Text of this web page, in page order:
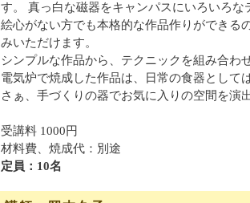
す。 真っ白な磁器をキャンパスにいろいろな
絵心がない方でも本格的な作品作りができる
みいただけます。
シンプルな作品から、テクニックを組み合わ
電気炉で焼成した作品は、日常の食器として
さぁ、手づくりの器でお気に入りの空間を演
受講料 1000円
材料費、焼成代：別途
定員：10名